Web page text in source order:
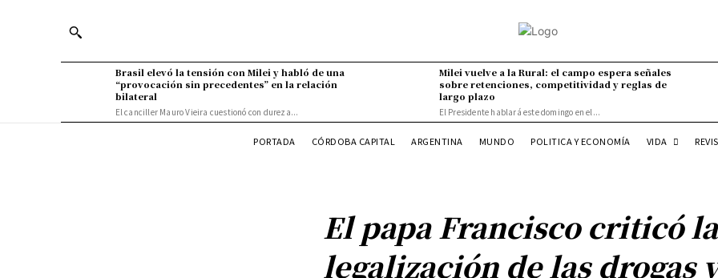
Brasil elevó la tensión con Milei y habló de una
“provocación sin precedentes” en la relación
bilateral
El canciller Mauro Vieira cuestionó con dureza...
Milei vuelve a la Rural: el campo espera señales
sobre retenciones, competitividad y reglas de
largo plazo
El Presidente hablará este domingo en el...
PORTADA CÓRDOBA CAPITAL ARGENTINA MUNDO POLITICA Y ECONOMÍA VIDA
El papa Francisco criticó la
legalización de las drogas